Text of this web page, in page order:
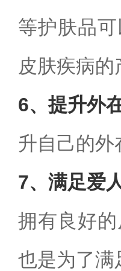
等护肤品
皮肤疾病的
6、提升外
升自己的
7、满足爱
拥有良好
也是为了满